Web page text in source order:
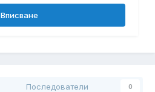
Вписване
Последователи 0